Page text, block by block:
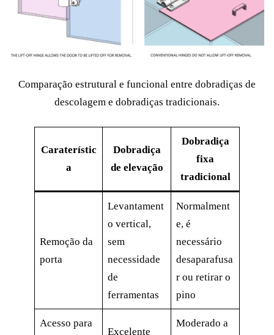
Comparação estrutural e funcional entre dobradiças de
descolagem e dobradiças tradicionais.
Caraterístic
a
Dobradiça
de elevação
Dobradiça
fixa
tradicional
Remoção da
porta
Levantament
o vertical,
sem
necessidade
de
ferramentas
Normalment
e, é
necessário
desaparafusa
r ou retirar o
pino
Acesso para
Excelente
Moderado a